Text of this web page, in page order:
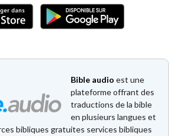
Bible audio est une
plateforme offrant des
traductions de la bible
en plusieurs langues et
bibliques gratuites services bibliques